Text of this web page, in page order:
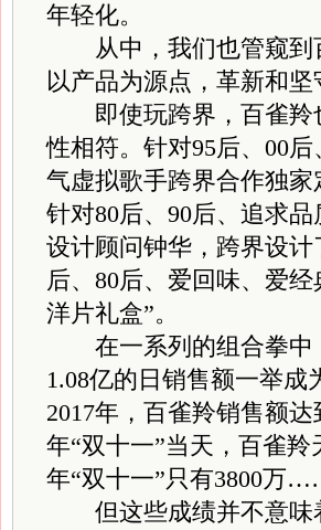
年轻化。
从中，我们也管窥到
以产品为源点，革新和坚
即使玩跨界，百雀羚
性相符。针对95后、00
气虚拟歌手跨界合作独
针对80后、90后、追求
设计顾问钟华，跨界设
后、80后、爱回味、爱
洋片礼盒”。
在一系列的组合拳中
1.08亿的日销售额一举
2017年，百雀羚销售额
年“双十一”当天，百雀
年“双十一”只有3800万
但这些成绩并不意味